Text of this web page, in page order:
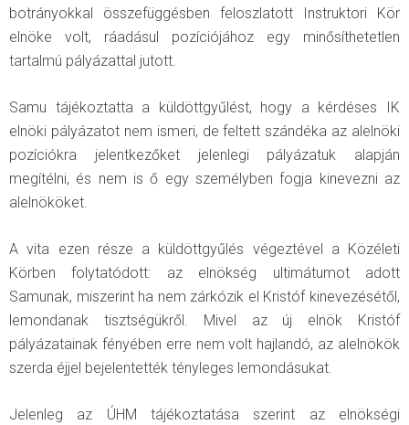
botrányokkal összefüggésben feloszlatott Instruktori Kör
elnöke volt, ráadásul pozíciójához egy minősíthetetlen
tartalmú pályázattal jutott.
Samu tájékoztatta a küldöttgyűlést, hogy a kérdéses IK
elnöki pályázatot nem ismeri, de feltett szándéka az alelnöki
pozíciókra jelentkezőket jelenlegi pályázatuk alapján
megítélni, és nem is ő egy személyben fogja kinevezni az
alelnököket.
A vita ezen része a küldöttgyűlés végeztével a Közéleti
Körben folytatódott: az elnökség ultimátumot adott
Samunak, miszerint ha nem zárkózik el Kristóf kinevezésétől,
lemondanak tisztségükről. Mivel az új elnök Kristóf
pályázatainak fényében erre nem volt hajlandó, az alelnökök
szerda éjjel bejelentették tényleges lemondásukat.
Jelenleg az ÚHM tájékoztatása szerint az elnökségi